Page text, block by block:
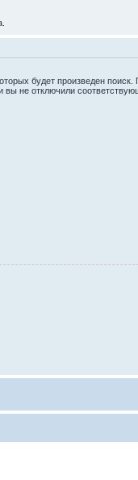
будет произведен поиск.
вы не отключили